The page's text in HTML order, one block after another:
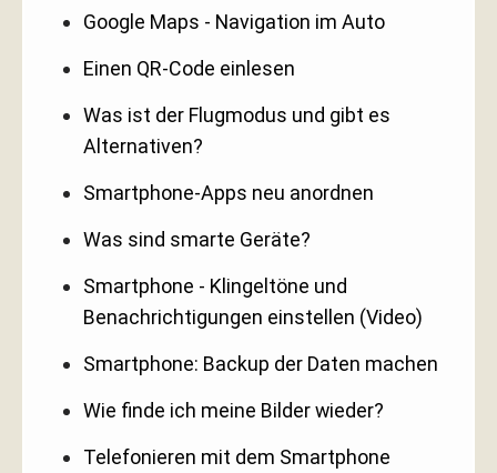
Google Maps - Navigation im Auto
Einen QR-Code einlesen
Was ist der Flugmodus und gibt es
Alternativen?
Smartphone-Apps neu anordnen
Was sind smarte Geräte?
Smartphone - Klingeltöne und
Benachrichtigungen einstellen (Video)
Smartphone: Backup der Daten machen
Wie finde ich meine Bilder wieder?
Telefonieren mit dem Smartphone